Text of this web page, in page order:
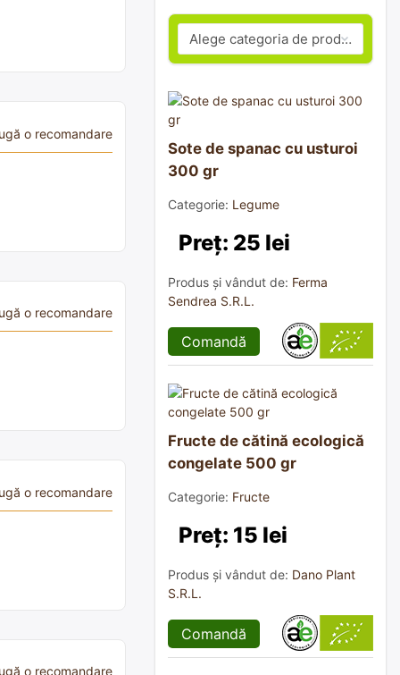
o recomandare
o recomandare
o recomandare
o recomandare
Sote de spanac cu usturoi
300 gr
Categorie: Legume
Preț: 25 lei
Produs și vândut de: Ferma
Sendrea S.R.L.
Comandă
Fructe de cătină ecologică
congelate 500 gr
Categorie: Fructe
Preț: 15 lei
Produs și vândut de: Dano Plant
S.R.L.
Comandă